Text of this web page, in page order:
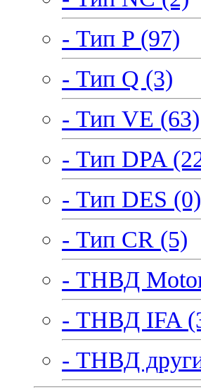
- Тип P (97)
- Тип Q (3)
- Тип VE (63)
- Тип DPA
- Тип DES (0)
- Тип CR (5)
- ТНВД
- ТНВД IFA
- ТНВД